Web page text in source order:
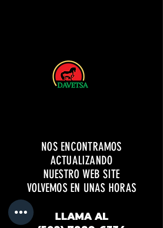
NOS ENCONTRAMOS
ACTUALIZANDO
NUESTRO WEB SITE
VOLVEMOS EN UNAS HORAS
LLAMA AL